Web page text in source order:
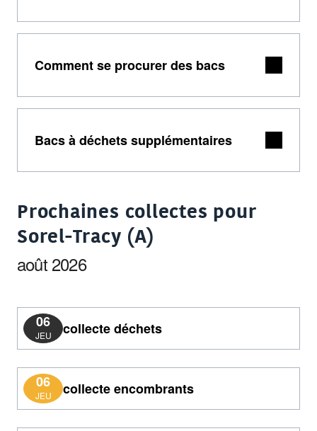
Comment se procurer des bacs
Bacs à déchets supplémentaires
Prochaines collectes pour
Sorel-Tracy (A)
août 2026
06
JEU collecte déchets
06
JEU collecte encombrants